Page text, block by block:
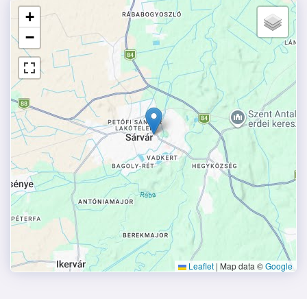
+
−
Leaflet | Map data ©Google